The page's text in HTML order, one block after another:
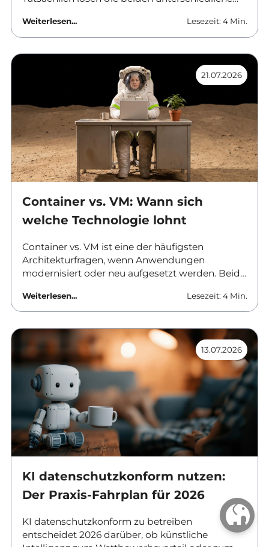
gemeinsam eingesetzt. Dieser Beitrag ordnet
ein, was Docker leistet, wo Kubernetes ansetzt
und ab wann sich der Aufwand einer
vollwertigen Orchestrierung überhaupt rechnet.
Weiterlesen... Lesezeit: 4 Min.
21.07.2026
Container vs. VM: Wann sich
welche Technologie lohnt
Container vs. VM ist eine der häufigsten
Architekturfragen, wenn Anwendungen
modernisiert oder neu aufgesetzt werden. Beide
darunterliegenden Hardware, aber sie tun es auf
unterschiedlichen Ebenen und mit
unterschiedlichen Folgen für Betrieb, Sicherheit
und Kosten. Dieser Beitrag ordnet die
Unterschiede ein und nennt Kriterien für die
Auswahl.
Weiterlesen... Lesezeit: 4 Min.
13.07.2026
KI datenschutzkonform nutzen:
Der Praxis-Fahrplan für 2026
KI datenschutzkonform zu betreiben
entscheidet 2026 darüber, ob künstliche